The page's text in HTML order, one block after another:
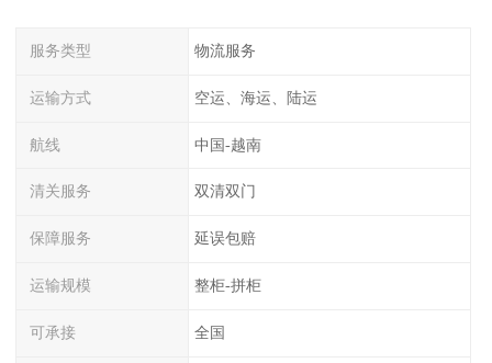
服务类型 物流服务
运输方式 空运、海运、陆运
航线 中国-越南
清关服务 双清双门
保障服务 延误包赔
运输规模 整柜-拼柜
可承接 全国